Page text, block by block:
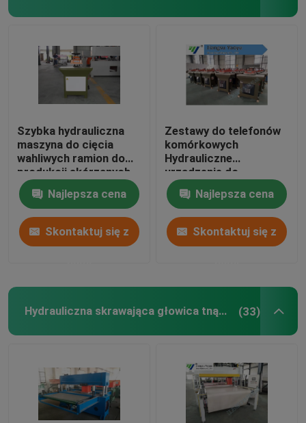
Plastikowe arkusze
Szybka hydrauliczna
maszyna do cięcia
wahliwych ramion do
produkcji skórzanych
rękawiczek
Najlepsza cena
Skontaktuj się z
Zestawy do telefonów
komórkowych
Hydrauliczne
urządzenie do
obracania ramieniem
obrotowym 5-55mm
Regulacja skoku
Najlepsza cena
Skontaktuj się z
Hydrauliczna skrawająca głowica tnąca (33)